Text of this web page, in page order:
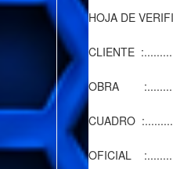
HOJA DE
CLIENTE
OBRA
CUADRO
OFICIAL